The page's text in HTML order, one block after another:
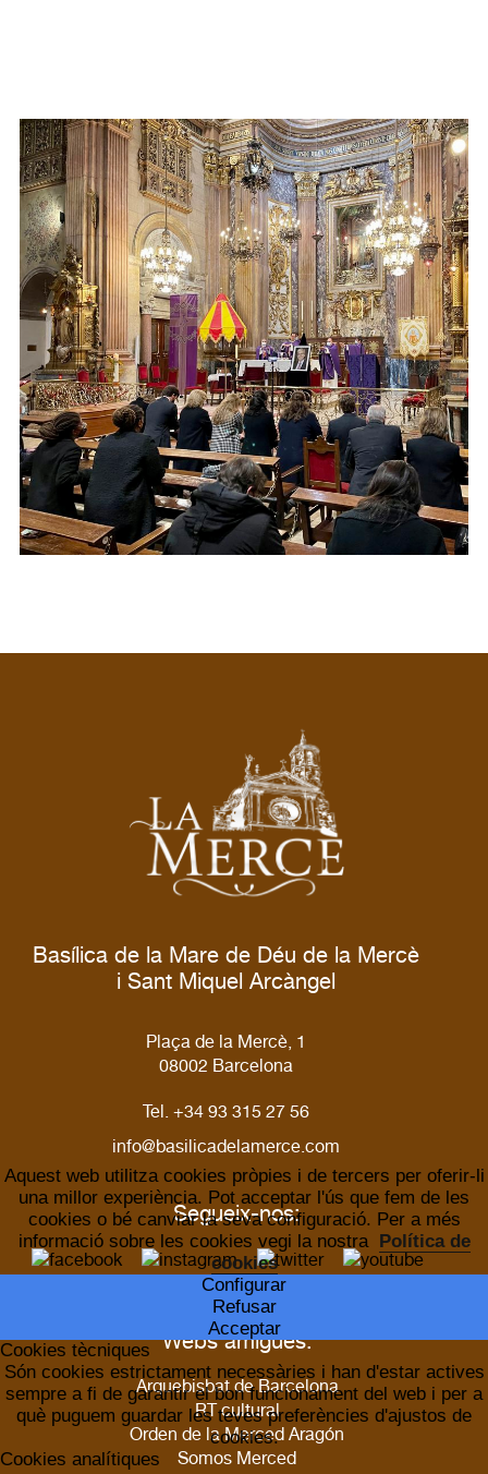
Basílica de la Mare de Déu de la Mercè
i Sant Miquel Arcàngel
Plaça de la Mercè, 1
08002 Barcelona
Tel. +34 93 315 27 56
info@basilicadelamerce.com
Segueix-nos:
Webs amigues:
Arquebisbat de Barcelona
RT cultural
Orden de la Merced Aragón
Somos Merced
Aquest web utilitza cookies pròpies i de tercers per oferir-li
una millor experiència. Pot acceptar l'ús que fem de les
cookies o bé canviar la seva configuració. Per a més
informació sobre les cookies vegi la nostra Política de
cookies
Configurar
Refusar
Acceptar
Cookies tècniques
Són cookies estrictament necessàries i han d'estar actives
sempre a fi de garantir el bon funcionament del web i per a
què puguem guardar les teves preferències d'ajustos de
cookies.
Cookies analítiques